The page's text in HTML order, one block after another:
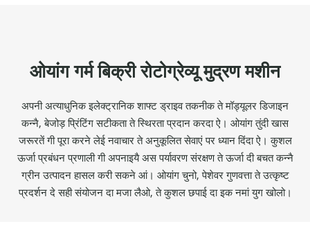
ओयांग गर्म बिक्री रोटोग्रेव्यू मुद्रण मशीन
अपनी अत्याधुनिक इलेक्ट्रानिक शाफ्ट ड्राइव तकनीक ते मॉड्यूलर डिजाइन
कन्नै, बेजोड़ प्रिंटिंग सटीकता ते स्थिरता प्रदान करदा ऐ। ओयांग तुंदी खास
जरूरतें गी पूरा करने लेई नवाचार ते अनुकूलित सेवाएं पर ध्यान दिंदा ऐ। कुशल
ऊर्जा प्रबंधन प्रणाली गी अपनाइयै अस पर्यावरण संरक्षण ते ऊर्जा दी बचत कन्नै
ग्रीन उत्पादन हासल करी सकने आं। ओयांग चुनो, पेशेवर गुणवत्ता ते उत्कृष्ट
प्रदर्शन दे सही संयोजन दा मजा लैओ, ते कुशल छपाई दा इक नमां युग खोलो।